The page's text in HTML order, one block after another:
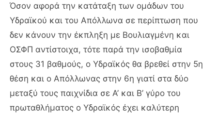
Όσον αφορά την κατάταξη των ομάδων του
Υδραϊκού και του Απόλλωνα σε περίπτωση που
δεν κάνουν την έκπληξη με Βουλιαγμένη και
ΟΣΦΠ αντίστοιχα, τότε παρά την ισοβαθμία
στους 31 βαθμούς, ο Υδραϊκός θα βρεθεί στην 5η
θέση και ο Απόλλωνας στην 6η γιατί στα δύο
μεταξύ τους παιχνίδια σε Α’ και Β’ γύρο του
πρωταθλήματος ο Υδραϊκός έχει καλύτερη